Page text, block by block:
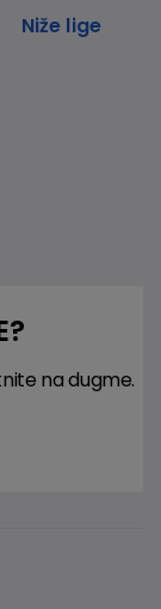
Niže lige
na dugme.